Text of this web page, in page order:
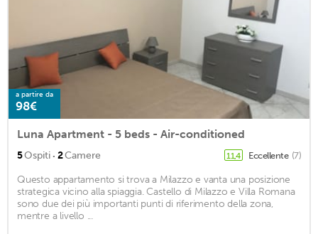
a partire da
98€
Luna Apartment - 5 beds - Air-conditioned
5Ospiti · 2Camere 11,4 Eccellente (7)
Questo appartamento si trova a Milazzo e vanta una posizione
strategica vicino alla spiaggia. Castello di Milazzo e Villa Romana
sono due dei più importanti punti di riferimento della zona,
mentre a livello ...